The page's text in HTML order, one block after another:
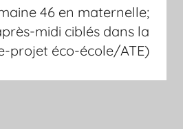
46 en maternelle;
midi ciblés dans la
projet éco-école/ATE)